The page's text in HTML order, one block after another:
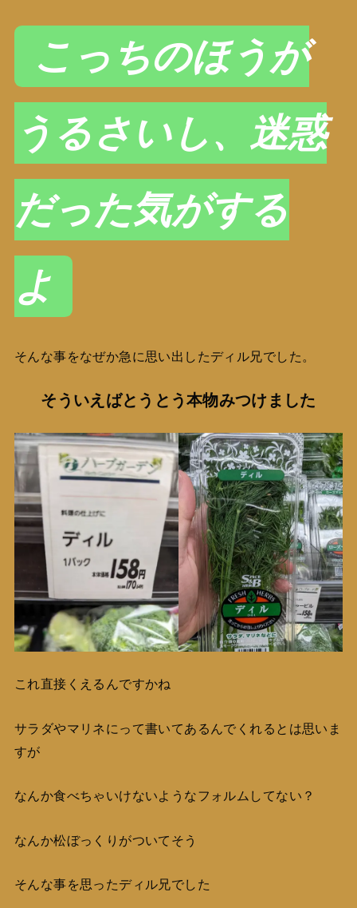
こっちのほうが
うるさいし、迷惑
だった気がする
よ
そんな事をなぜか急に思い出したディル兄でした。
そういえばとうとう本物みつけました
これ直接くえるんですかね
サラダやマリネにって書いてあるんでくれるとは思いま
すが
なんか食べちゃいけないようなフォルムしてない？
なんか松ぼっくりがついてそう
そんな事を思ったディル兄でした